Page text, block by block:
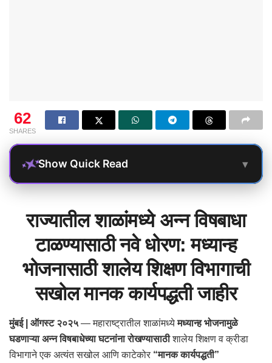
62
SHARES
Show Quick Read ▾
राज्यातील शाळांमध्ये अन्न विषबाधा
टाळण्यासाठी नवे धोरण: मध्यान्ह
भोजनासाठी शालेय शिक्षण विभागाची
सखोल मानक कार्यपद्धती जाहीर
मुंबई | ऑगस्ट २०२५ — महाराष्ट्रातील शाळांमध्येमध्यान्ह भोजनामुळे
घडणाऱ्या अन्न विषबाधेच्या घटनांना रोखण्यासाठीशालेय शिक्षण व क्रीडा
विभागाने एक अत्यंत सखोल आणि काटेकोर “मानक कार्यपद्धती”